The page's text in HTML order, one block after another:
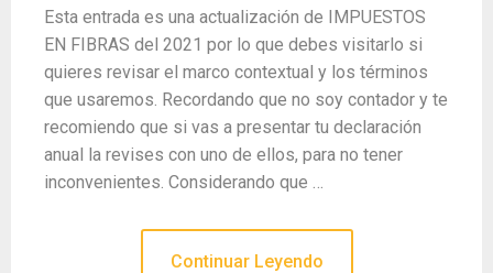
Esta entrada es una actualización de IMPUESTOS
EN FIBRAS del 2021 por lo que debes visitarlo si
quieres revisar el marco contextual y los términos
que usaremos. Recordando que no soy contador y te
recomiendo que si vas a presentar tu declaración
anual la revises con uno de ellos, para no tener
inconvenientes. Considerando que …
Continuar Leyendo